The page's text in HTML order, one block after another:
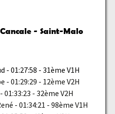
- Saint-Malo
- 01:27:58 - 31ème V1H
- 01:29:29 - 12ème V2H
- 32ème V2H
- 01:34:21 - 98ème V1H